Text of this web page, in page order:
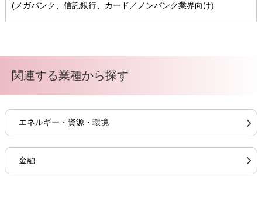
(メガバンク、信託銀行、カード／ノンバンク業界向け)
関連する業種から探す
エネルギー・資源・環境
金融